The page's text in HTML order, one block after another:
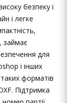
безпеку і
і легке
займає
для
і інших
форматів
Підтримка